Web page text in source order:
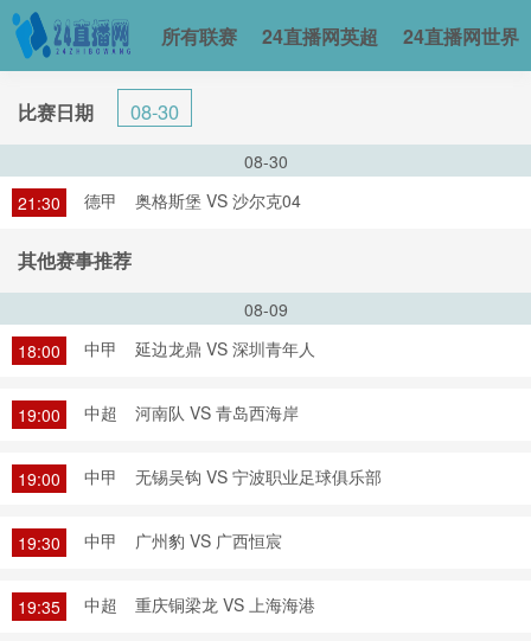
所有联赛 24直播网英超 24直播网世界
比赛日期 08-30
08-30
21:30
德甲 奥格斯堡 VS 沙尔克04
其他赛事推荐
08-09
18:00
中甲 延边龙鼎 VS 深圳青年人
19:00 中超 河南队 VS 青岛西海岸
19:00 中甲 无锡吴钩 VS 宁波职业足球俱乐部
19:30 中甲 广州豹 VS 广西恒宸
19:35 中超 重庆铜梁龙 VS 上海海港